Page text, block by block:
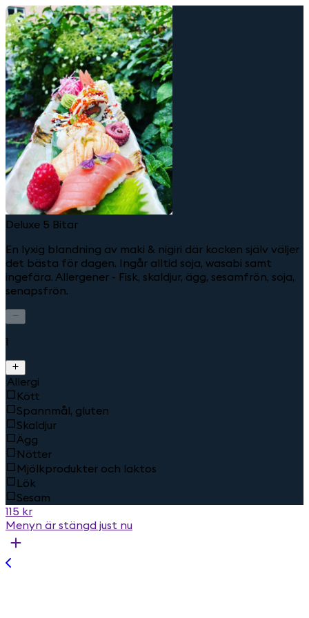
Deluxe 5 Bitar
En lyxig blandning av maki & nigiri där kocken själv väljer
det bästa för dagen. Ingår alltid soja, wasabi samt
ingefära. Allergener - Fisk, skaldjur, ägg, sesamfrön, soja,
senapsfrön.
1
Allergi
Kött
Spannmål, gluten
Skaldjur
Ägg
Nötter
Mjölkprodukter och laktos
Lök
Sesam
115 kr
Menyn är stängd just nu